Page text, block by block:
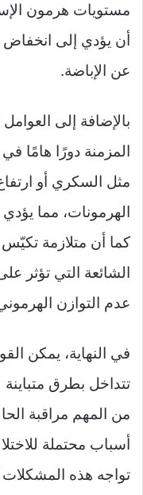
مستويات هرمون
أن يؤدي إلى
عن الإباضة.
بالإضافة إلى
المزمنة دورًا هامًا
مثل السكري أو
الهرمونات، مما
كما أن متلازمة
الشائعة التي تؤثر
عدم التوازن
في النهاية، يمكن
تتداخل بطرق
من المهم مراقبة
أسباب محتملة
تواجه هذه